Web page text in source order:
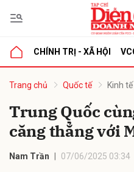
CHÍNH TRỊ - XÃ HỘI
Trang chủ Quốc tế Kinh
Trung Quốc
căng thẳng với
Nam Trần 07/06/2025 03:34
luận